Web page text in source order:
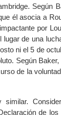
Según
él asocia a
por
de una
ni el 5 de
Según
de la
de